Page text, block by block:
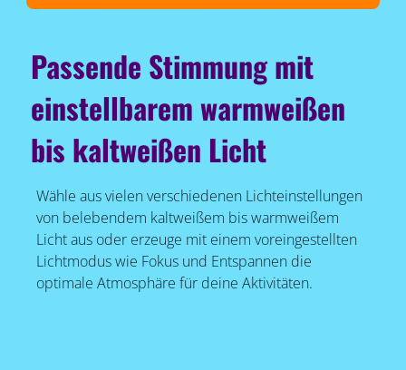
Passende Stimmung mit
einstellbarem warmweißen
bis kaltweißen Licht
Wähle aus vielen verschiedenen Lichteinstellungen
von belebendem kaltweißem bis warmweißem
Licht aus oder erzeuge mit einem voreingestellten
Lichtmodus wie Fokus und Entspannen die
optimale Atmosphäre für deine Aktivitäten.